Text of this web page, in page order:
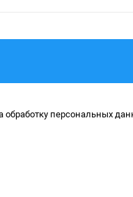
обработку персональных